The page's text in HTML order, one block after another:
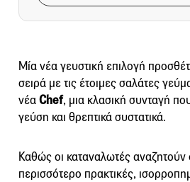
Μία νέα γευστική επιλογή
σειρά με τις έτοιμες σαλάτες
νέαChef, μια κλασική συνταγή
γεύση και θρεπτικά συστατικά.
Καθώς οι καταναλωτές αναζητούν
περισσότερο πρακτικές,